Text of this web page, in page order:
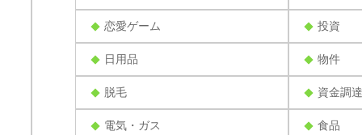
恋愛ゲーム 投資
日用品 物件
脱毛 資金調達
電気・ガス 食品